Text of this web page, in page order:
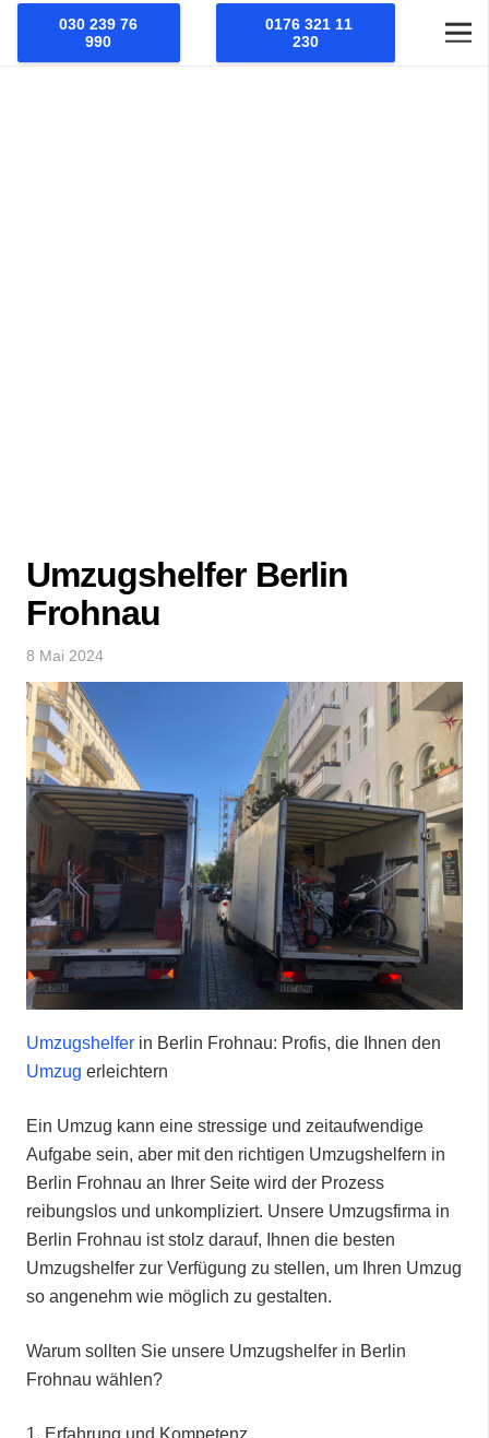
030 239 76
990
0176 321 11
230
Umzugshelfer Berlin
Frohnau
8 Mai 2024
Umzugshelfer in Berlin Frohnau: Profis, die Ihnen den
Umzug erleichtern
Ein Umzug kann eine stressige und zeitaufwendige
Aufgabe sein, aber mit den richtigen Umzugshelfern in
Berlin Frohnau an Ihrer Seite wird der Prozess
reibungslos und unkompliziert. Unsere Umzugsfirma in
Berlin Frohnau ist stolz darauf, Ihnen die besten
Umzugshelfer zur Verfügung zu stellen, um Ihren Umzug
so angenehm wie möglich zu gestalten.
Warum sollten Sie unsere Umzugshelfer in Berlin
Frohnau wählen?